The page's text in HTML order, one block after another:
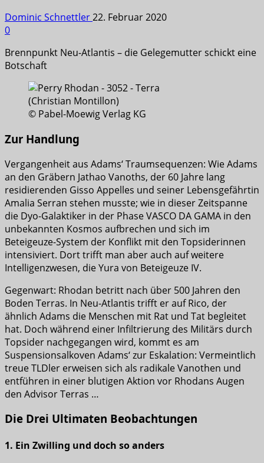
Dominic Schnettler22. Februar 2020
0
Brennpunkt Neu-Atlantis – die Gelegemutter schickt eine
Botschaft
© Pabel-Moewig Verlag KG
Zur Handlung
Vergangenheit aus Adams‘ Traumsequenzen: Wie Adams
an den Gräbern Jathao Vanoths, der 60 Jahre lang
residierenden Gisso Appelles und seiner Lebensgefährtin
Amalia Serran stehen musste; wie in dieser Zeitspanne
die Dyo-Galaktiker in der Phase VASCO DA GAMA in den
unbekannten Kosmos aufbrechen und sich im
Beteigeuze-System der Konflikt mit den Topsiderinnen
intensiviert. Dort trifft man aber auch auf weitere
Intelligenzwesen, die Yura von Beteigeuze IV.
Gegenwart: Rhodan betritt nach über 500 Jahren den
Boden Terras. In Neu-Atlantis trifft er auf Rico, der
ähnlich Adams die Menschen mit Rat und Tat begleitet
hat. Doch während einer Infiltrierung des Militärs durch
Topsider nachgegangen wird, kommt es am
Suspensionsalkoven Adams‘ zur Eskalation: Vermeintlich
treue TLDler erweisen sich als radikale Vanothen und
entführen in einer blutigen Aktion vor Rhodans Augen
den Advisor Terras …
Die Drei Ultimaten Beobachtungen
1. Ein Zwilling und doch so anders